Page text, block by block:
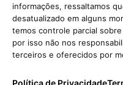
informações, ressaltamos
desatualizado em alguns
temos controle parcial
por isso não nos
terceiros e oferecidos por
Política de Privacidade